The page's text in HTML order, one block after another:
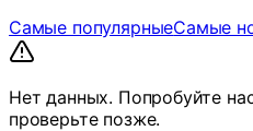
Самые популярныеСамые
Нет данных. Попробуйте
проверьте позже.